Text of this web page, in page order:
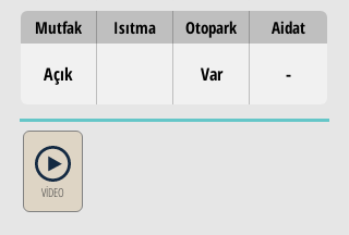
Mutfak Isıtma Otopark Aidat
Açık Var -
VİDEO